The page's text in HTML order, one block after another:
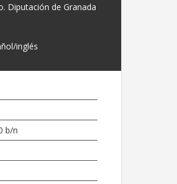
Diputación de Granada
inglés
b/n